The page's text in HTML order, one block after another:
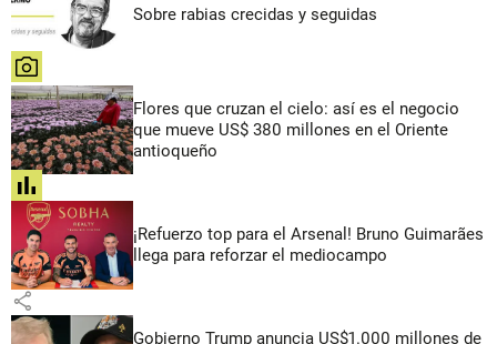
Sobre rabias crecidas y seguidas
share
Flores que cruzan el cielo: así es el negocio
que mueve US$ 380 millones en el Oriente
antioqueño
share
¡Refuerzo top para el Arsenal! Bruno Guimarães
llega para reforzar el mediocampo
share
Gobierno Trump anuncia US$1.000 millones de